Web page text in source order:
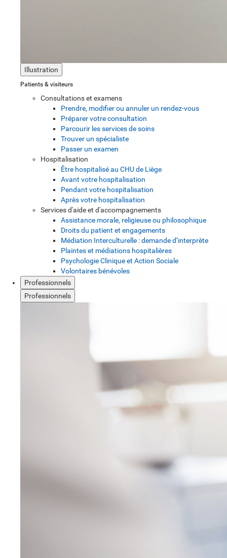
Illustration
Patients & visiteurs
Consultations et examens
Prendre, modifier ou annuler un rendez-vous
Préparer votre consultation
Parcourir les services de soins
Trouver un spécialiste
Passer un examen
Hospitalisation
Être hospitalisé au CHU de Liège
Avant votre hospitalisation
Pendant votre hospitalisation
Après votre hospitalisation
Services d'aide et d'accompagnements
Assistance morale, religieuse ou philosophique
Droits du patient et engagements
Médiation Interculturelle : demande d’interprète
Plaintes et médiations hospitalières
Psychologie Clinique et Action Sociale
Volontaires bénévoles
Professionnels
Professionnels